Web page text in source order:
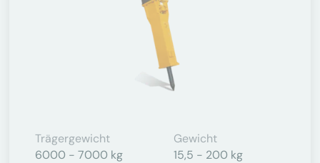
Trägergewicht
6000 - 7000 kg
Gewicht
15,5 - 200 kg